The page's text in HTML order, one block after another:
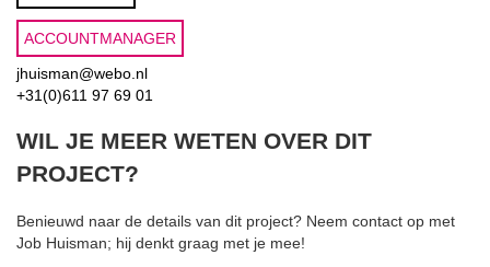
ACCOUNTMANAGER
jhuisman@webo.nl
+31(0)611 97 69 01
WIL JE MEER WETEN OVER DIT
PROJECT?
Benieuwd naar de details van dit project? Neem contact op met
Job Huisman; hij denkt graag met je mee!